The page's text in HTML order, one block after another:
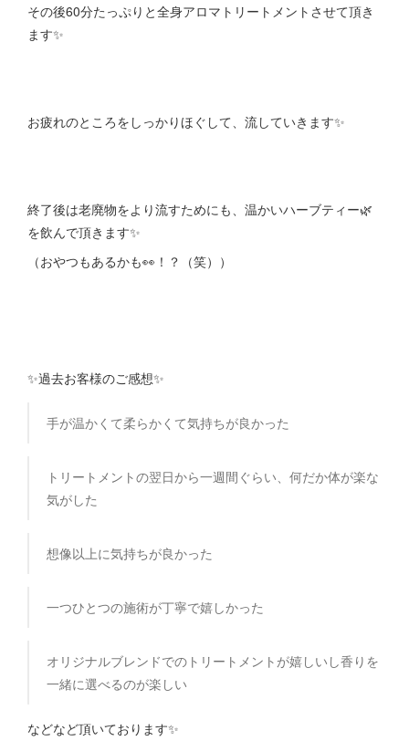
その後60分たっぷりと全身アロマトリートメントさせて頂き
ます✨
お疲れのところをしっかりほぐして、流していきます✨
終了後は老廃物をより流すためにも、温かいハーブティー🌿
を飲んで頂きます✨
（おやつもあるかも👀！？（笑））
✨過去お客様のご感想✨
手が温かくて柔らかくて気持ちが良かった
トリートメントの翌日から一週間ぐらい、何だか体が楽な
気がした
想像以上に気持ちが良かった
一つひとつの施術が丁寧で嬉しかった
オリジナルブレンドでのトリートメントが嬉しいし香りを
一緒に選べるのが楽しい
などなど頂いております✨